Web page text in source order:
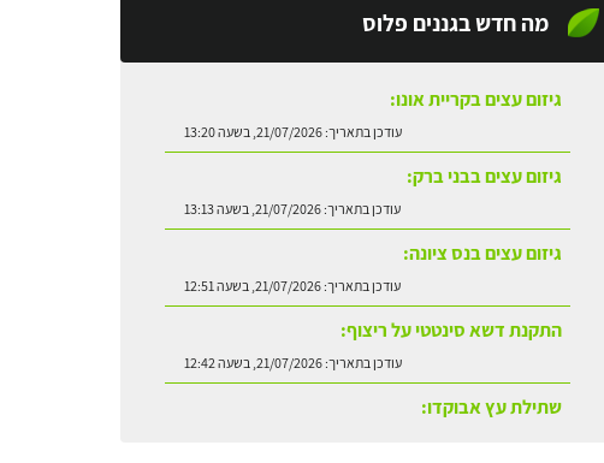
מה חדש בגננים פלוס
גיזום עצים בקריית אונו:
עודכן בתאריך:21/07/2026, בשעה 13:20
גיזום עצים בבני ברק:
עודכן בתאריך:21/07/2026, בשעה 13:13
גיזום עצים בנס ציונה:
עודכן בתאריך:21/07/2026, בשעה 12:51
התקנת דשא סינטטי על ריצוף:
עודכן בתאריך:21/07/2026, בשעה 12:42
שתילת עץ אבוקדו: